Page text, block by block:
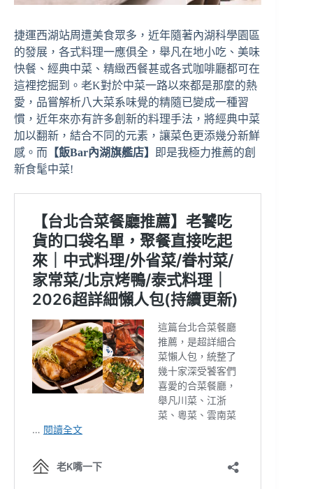
捷運西湖站周遭美食眾多，近年隨著內湖科學園區
的發展，各式料理一應俱全，舉凡在地小吃、美味
快餐、經典中菜、精緻西餐甚或各式咖啡廳都可在
這裡挖掘到。老K對於中菜一路以來都是那麼的熱
愛，品嘗解析八大菜系味覺的精隨已變成一種習
慣，近年來亦有許多創新的料理手法，將經典中菜
加以翻新，結合不同的元素，讓菜色更添幾分新鮮
感。而 【飯Bar內湖旗艦店】
即是我極力推薦的創
新食髦中菜!